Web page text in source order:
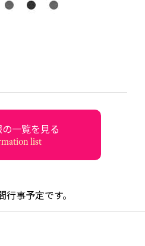
一覧を見る
list
行事予定です。